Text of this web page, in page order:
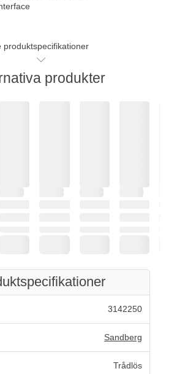
produktspecifikationer
produkter
3142250
Sandberg
Trådlös